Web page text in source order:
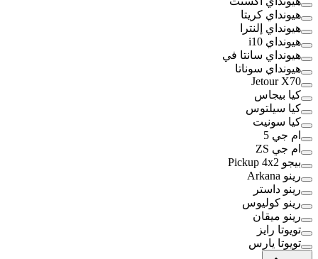
هيونداي كريتا
هيونداي إلنترا
هيونداي i10
هيونداي سانتا في
هيونداي سوناتا
Jetour X70
كيا بيجاس
كيا سيلتوس
كيا سونيت
ام جي 5
ام جي ZS
بيجو Pickup 4x2
رينو Arkana
رينو داستر
رينو كوليوس
رينو ميقان
تويوتا رايز
تويوتا يارس